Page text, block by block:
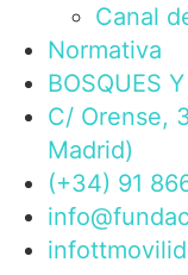
Canal
Normativa
BOSQUES
C/ Orense,
Madrid)
(+34) 91